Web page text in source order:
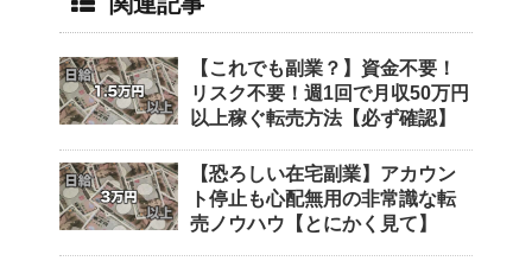
【これでも副業？】資金不要！
リスク不要！週1回で月収50万円
以上稼ぐ転売方法【必ず確認】
【恐ろしい在宅副業】アカウン
ト停止も心配無用の非常識な転
売ノウハウ【とにかく見て】